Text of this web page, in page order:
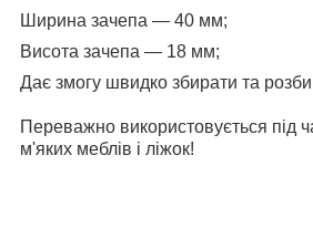
Ширина зачепа — 40 мм;
Висота зачепа — 18 мм;
Дає змогу швидко збирати та
Переважно використовується під
м'яких меблів і ліжок!